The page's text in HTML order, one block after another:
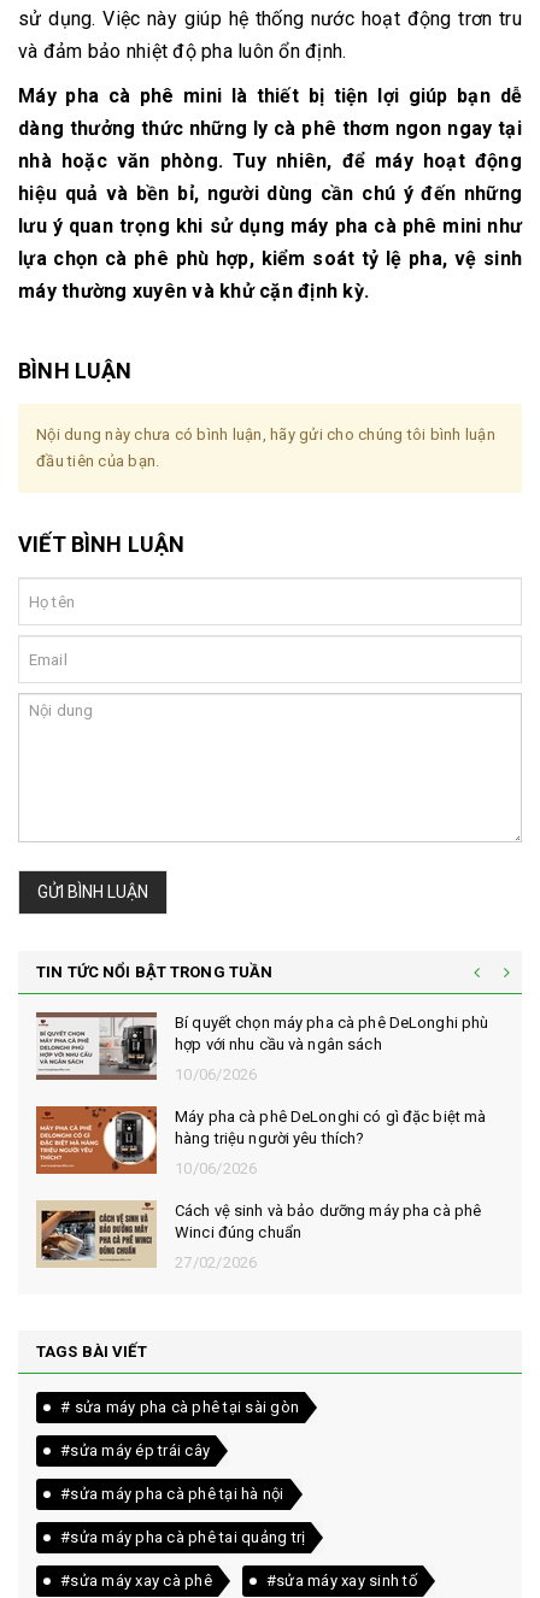
sử dụng. Việc này giúp hệ thống nước hoạt động trơn tru
và đảm bảo nhiệt độ pha luôn ổn định.
Máy pha cà phê mini là thiết bị tiện lợi giúp bạn dễ
dàng thưởng thức những ly cà phê thơm ngon ngay tại
nhà hoặc văn phòng. Tuy nhiên, để máy hoạt động
hiệu quả và bền bỉ, người dùng cần chú ý đến những
lưu ý quan trọng khi sử dụng máy pha cà phê mini như
lựa chọn cà phê phù hợp, kiểm soát tỷ lệ pha, vệ sinh
máy thường xuyên và khử cặn định kỳ.
BÌNH LUẬN
Nội dung này chưa có bình luận, hãy gửi cho chúng tôi bình luận
đầu tiên của bạn.
VIẾT BÌNH LUẬN
GỬI BÌNH LUẬN
TIN TỨC NỔI BẬT TRONG TUẦN
Bí quyết chọn máy pha cà phê DeLonghi phù
hợp với nhu cầu và ngân sách
10/06/2026
Máy pha cà phê DeLonghi có gì đặc biệt mà
hàng triệu người yêu thích?
10/06/2026
Cách vệ sinh và bảo dưỡng máy pha cà phê
Winci đúng chuẩn
27/02/2026
TAGS BÀI VIẾT
# sửa máy pha cà phê tại sài gòn
#sửa máy ép trái cây
#sửa máy pha cà phê tại hà nội
#sửa máy pha cà phê tai quảng trị
#sửa máy xay cà phê #sửa máy xay sinh tố